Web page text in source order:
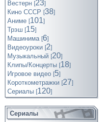
Вестерн [23]
Кино СССР [38]
Аниме [101]
Трэш [15]
Машинима [6]
Видеоуроки [2]
Музыкальный [20]
Клипы/Концерты [18]
Игровое видео [5]
Короткометражки [27]
Cериалы [120]
Сериалы